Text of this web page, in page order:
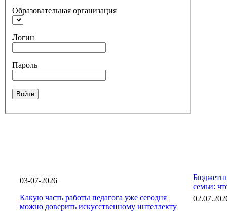
Образовательная организация
Логин
Пароль
Войти
03-07-2026
Какую часть работы педагога уже сегодня
можно доверить искусственному интеллекту
семьи: